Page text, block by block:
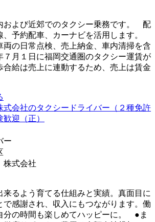
および近郊でのタクシー乗務です。 配
、予約配車、カーナビを活用します。
両の日常点検、売上納金、車内清掃を含
７月１日に福岡交通圏のタクシー運賃が
合給は売上に連動するため、売上は賃金
会社のタクシードライバー（２種免許
迎（正）
ー
式会社
来るよう育てる仕組みと実績。真面目に
で感謝され、収入にもつながります。働
分の時間も楽しめてハッピーに。 ●ま